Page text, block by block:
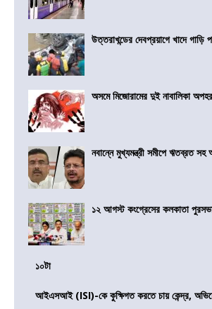
উত্তরাখন্ডের দেবপ্রয়াগে খাদে
অসমে মিজোরামের দুই নাবালিকা
নবান্নে মুখ্যমন্ত্রী সমীপে ঋতব্রত সহ
১২ আগস্ট কংগ্রেসের কলকাতা
১০টা
আইএসআই (ISI)-কে কুক্ষিগত করতে চায় কেন্দ্র,